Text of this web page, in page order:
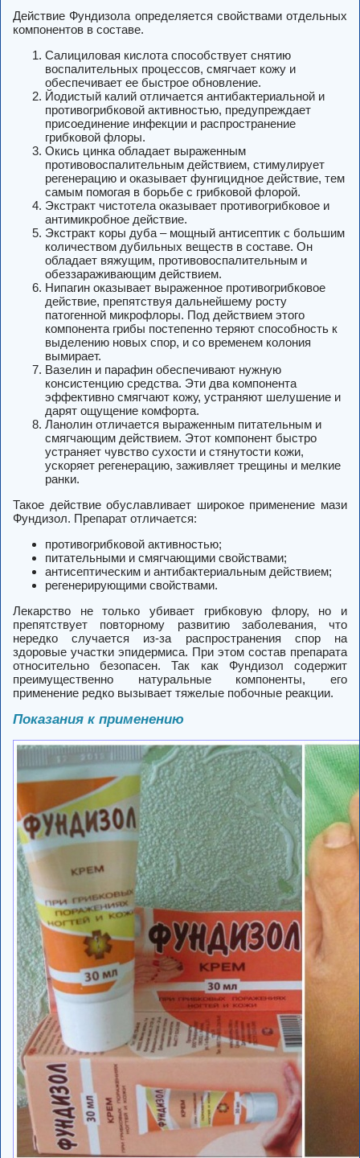
Действие Фундизола определяется свойствами отдельных
компонентов в составе.
Салициловая кислота способствует снятию
воспалительных процессов, смягчает кожу и
обеспечивает ее быстрое обновление.
Йодистый калий отличается антибактериальной и
противогрибковой активностью, предупреждает
присоединение инфекции и распространение
грибковой флоры.
Окись цинка обладает выраженным
противовоспалительным действием, стимулирует
регенерацию и оказывает фунгицидное действие, тем
самым помогая в борьбе с грибковой флорой.
Экстракт чистотела оказывает противогрибковое и
антимикробное действие.
Экстракт коры дуба – мощный антисептик с большим
количеством дубильных веществ в составе. Он
обладает вяжущим, противовоспалительным и
обеззараживающим действием.
Нипагин оказывает выраженное противогрибковое
действие, препятствуя дальнейшему росту
патогенной микрофлоры. Под действием этого
компонента грибы постепенно теряют способность к
выделению новых спор, и со временем колония
вымирает.
Вазелин и парафин обеспечивают нужную
консистенцию средства. Эти два компонента
эффективно смягчают кожу, устраняют шелушение и
дарят ощущение комфорта.
Ланолин отличается выраженным питательным и
смягчающим действием. Этот компонент быстро
устраняет чувство сухости и стянутости кожи,
ускоряет регенерацию, заживляет трещины и мелкие
ранки.
Такое действие обуславливает широкое применение мази
Фундизол. Препарат отличается:
противогрибковой активностью;
питательными и смягчающими свойствами;
антисептическим и антибактериальным действием;
регенерирующими свойствами.
Лекарство не только убивает грибковую флору, но и
препятствует повторному развитию заболевания, что
нередко случается из-за распространения спор на
здоровые участки эпидермиса. При этом состав препарата
относительно безопасен. Так как Фундизол содержит
преимущественно натуральные компоненты, его
применение редко вызывает тяжелые побочные реакции.
Показания к применению